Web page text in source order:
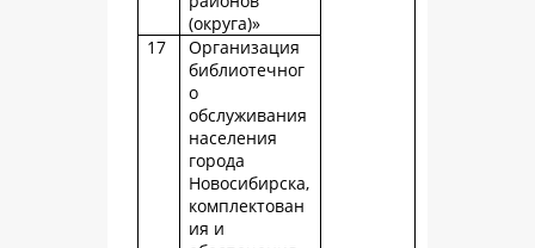
(округа)»
17
Организация
библиотечног
о
обслуживания
населения
города
Новосибирска,
комплектован
ия и